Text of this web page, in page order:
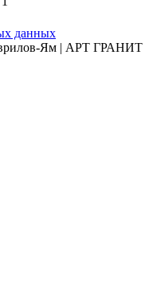
данных
Ям | АРТ ГРАНИТ